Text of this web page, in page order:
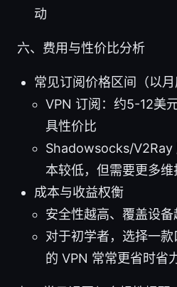
动
六、费用与性价比分析
常见订阅价格区间（以月
VPN 订阅：约5-12美
具性价比
Shadowsocks/V2Ray
本较低，但需要更多维
成本与收益权衡
安全性越高、覆盖设
对于初学者，选择一
的 VPN 常常更省时省